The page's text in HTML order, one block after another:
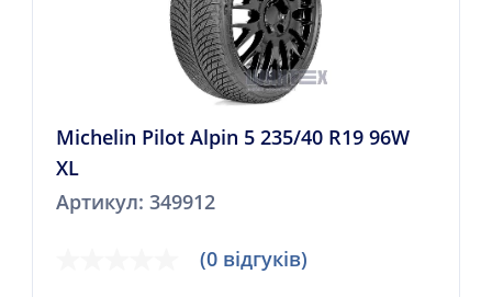
Michelin Pilot Alpin 5 235/40 R19 96W
XL
Артикул: 349912
(0 відгуків)